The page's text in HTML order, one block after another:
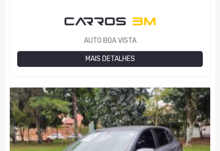
AUTO BOA VISTA
MAIS DETALHES